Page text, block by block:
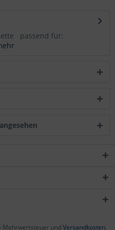
passend für:
Mehrwertsteuer und Versandkosten,